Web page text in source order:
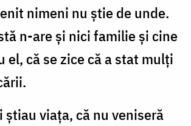
nimeni nu ştie de unde.
n-are și nici familie și cine
el, că se zice că a stat mulţi
știau viața, că nu veniseră